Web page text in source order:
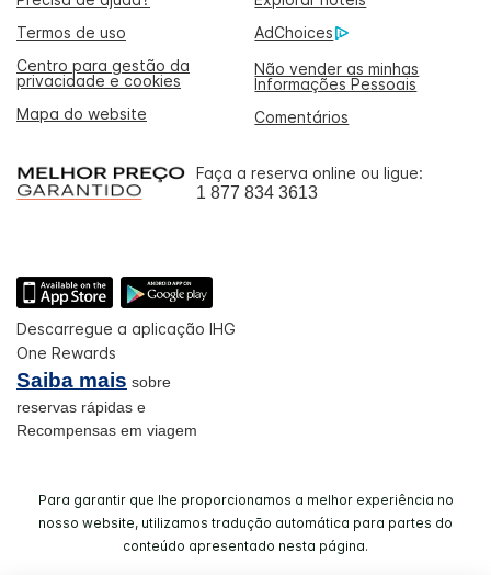
Termos de uso
AdChoices
Centro para gestão da
privacidade e cookies
Não vender as minhas
Informações Pessoais
Mapa do website
Comentários
Faça a reserva online ou ligue:
1 877 834 3613
Descarregue a aplicação IHG
One Rewards
Saiba mais sobre
reservas rápidas e
Recompensas em viagem
Para garantir que lhe proporcionamos a melhor experiência no
nosso website, utilizamos tradução automática para partes do
conteúdo apresentado nesta página.